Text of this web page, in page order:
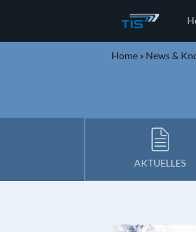
Home » News &
AKTUELLES